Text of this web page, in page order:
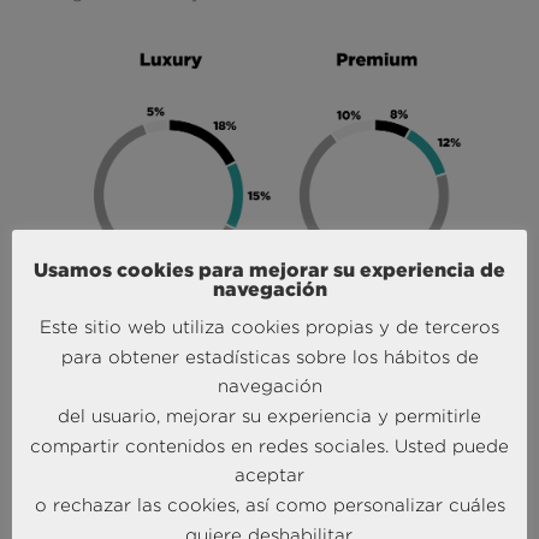
El móvil, un canal muy importante para el sector del
El uso del móvil durante el proceso de búsqueda de
un viaje es un hecho: leer experiencias y
recomendaciones de otros viajeros son los usos
más habituales que le dan a este dispositivo,
Usamos cookies para mejorar su experiencia de
navegación
Este sitio web utiliza cookies propias y de terceros
para obtener estadísticas sobre los hábitos de
navegación
del usuario, mejorar su experiencia y permitirle
compartir contenidos en redes sociales. Usted puede
aceptar
o rechazar las cookies, así como personalizar cuáles
quiere deshabilitar.